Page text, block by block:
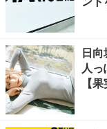
日
人
【